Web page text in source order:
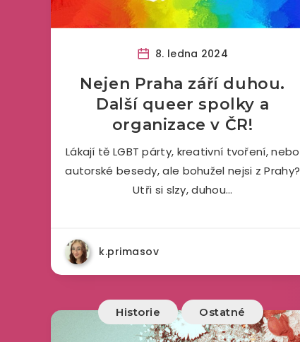
8. ledna 2024
Nejen Praha září duhou.
Další queer spolky a
organizace v ČR!
Lákají tě LGBT párty, kreativní tvoření, nebo
autorské besedy, ale bohužel nejsi z Prahy?
Utři si slzy, duhou…
k.primasov
Historie Ostatné